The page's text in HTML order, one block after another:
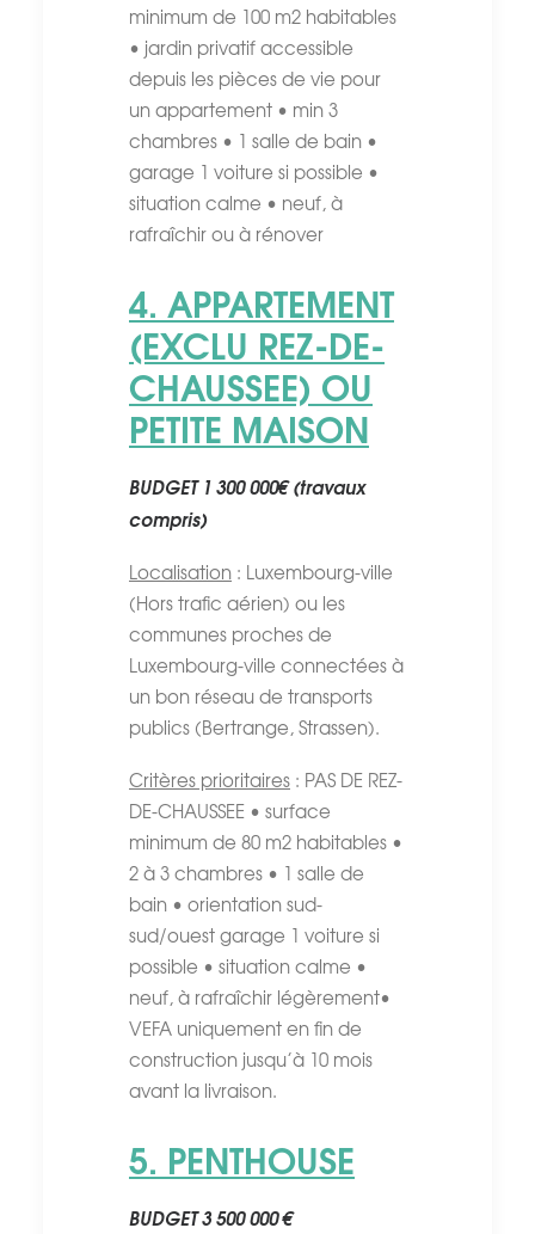
minimum de 100 m2 habitables
• jardin privatif accessible
depuis les pièces de vie pour
un appartement • min 3
chambres • 1 salle de bain •
garage 1 voiture si possible •
situation calme • neuf, à
rafraîchir ou à rénover
4. APPARTEMENT
(EXCLU REZ-DE-
CHAUSSEE) OU
PETITE MAISON
BUDGET 1 300 000€ (travaux
compris)
Localisation : Luxembourg-ville
(Hors trafic aérien) ou les
communes proches de
Luxembourg-ville connectées à
un bon réseau de transports
publics (Bertrange, Strassen).
Critères prioritaires : PAS DE REZ-
DE-CHAUSSEE • surface
minimum de 80 m2 habitables •
2 à 3 chambres • 1 salle de
bain • orientation sud-
sud/ouest garage 1 voiture si
possible • situation calme •
neuf, à rafraîchir légèrement•
VEFA uniquement en fin de
construction jusqu’à 10 mois
avant la livraison.
5. PENTHOUSE
BUDGET 3 500 000 €